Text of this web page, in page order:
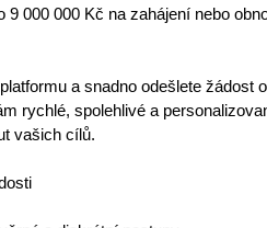
9 000 000 Kč na zahájení nebo
a snadno odešlete žádost
rychlé, spolehlivé a
vašich cílů.